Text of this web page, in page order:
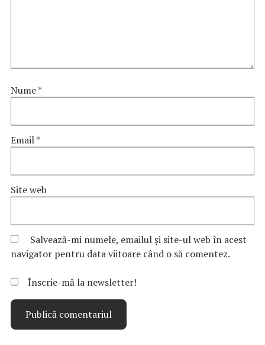
Nume*
Email*
Site web
Salvează-mi numele, emailul și site-ul web în acest
navigator pentru data viitoare când o să comentez.
Înscrie-mă la newsletter!